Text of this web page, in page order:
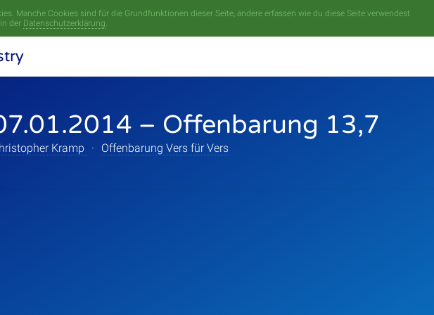
Manche Cookies sind für die Grundfunktionen dieser Seite, andere erfassen wie du diese Seite verwendest
der Datenschutzerklärung.
– Offenbarung 13,7
Kramp · Offenbarung Vers für Vers